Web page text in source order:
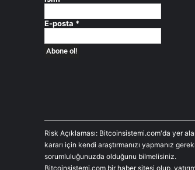
E-posta *
Risk Açıklaması: Bitcoinsistemi.com'da yer
kararı için kendi araştırmanızı yapmanız
sorumluluğunuzda olduğunu bilmelisiniz.
Bitcoinsistemi.com bir haber sitesi olup,